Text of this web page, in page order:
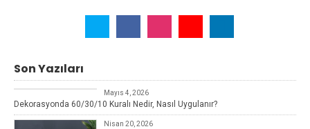
Son Yazıları
Mayıs 4, 2026
Dekorasyonda 60/30/10 Kuralı Nedir, Nasıl Uygulanır?
Nisan 20, 2026